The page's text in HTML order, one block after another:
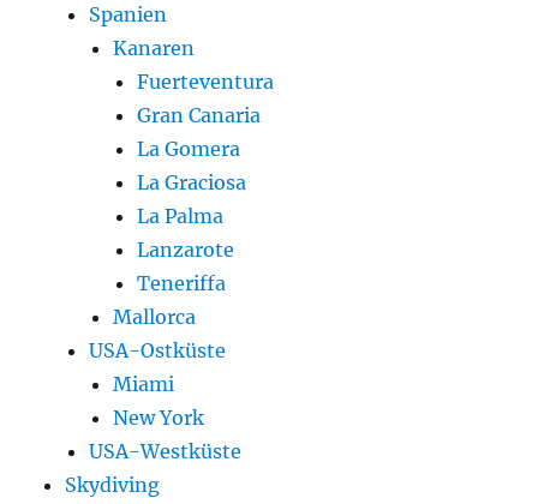
Spanien
Kanaren
Fuerteventura
Gran Canaria
La Gomera
La Graciosa
La Palma
Lanzarote
Teneriffa
Mallorca
USA-Ostküste
Miami
New York
USA-Westküste
Skydiving